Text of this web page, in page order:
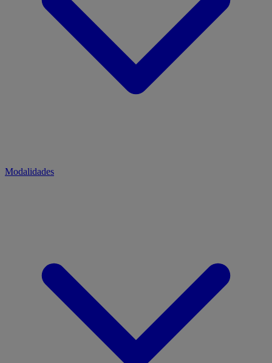
Modalidades